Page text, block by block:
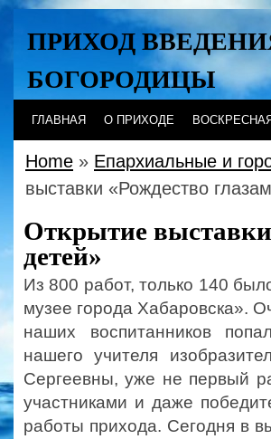
ПРИХОД
БОГОРОДИЦЫ
Хабаровск
ГЛАВНАЯ О ПРИХОДЕ
Home » Епархиальные и
выставки «Рождество
Открытие
детей»
Из 800 работ, только 140
музее города Хабаровска».
наших воспитанников
нашего учителя
Сергеевны, уже не первый
участниками и даже
работы прихода. Сегодня в